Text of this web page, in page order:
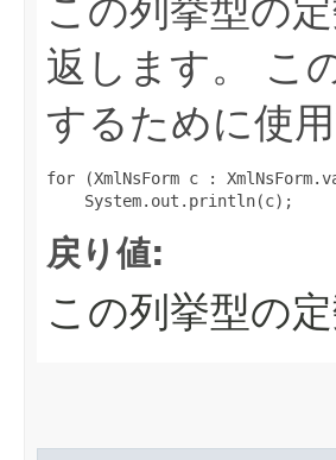
この列挙型の
返します。
こ
するために使
for (XmlNsForm c :
戻り値:
この列挙型の